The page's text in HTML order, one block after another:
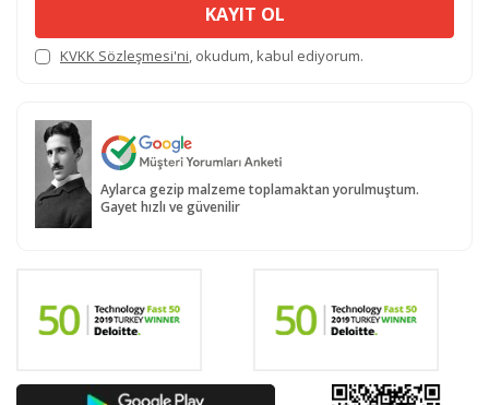
KAYIT OL
KVKK Sözleşmesi'ni, okudum, kabul ediyorum.
Aylarca gezip malzeme toplamaktan yorulmuştum.
Gayet hızlı ve güvenilir